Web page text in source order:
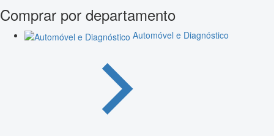
Comprar por departamento
Automóvel e Diagnóstico